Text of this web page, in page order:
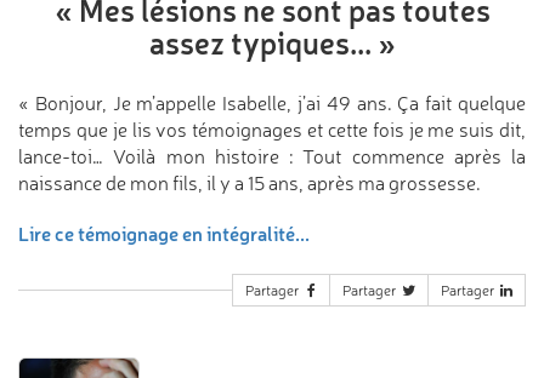
« Mes lésions ne sont pas toutes
assez typiques... »
« Bonjour, Je m’appelle Isabelle, j’ai 49 ans. Ça fait quelque
temps que je lis vos témoignages et cette fois je me suis dit,
lance-toi… Voilà mon histoire : Tout commence après la
naissance de mon fils, il y a 15 ans, après ma grossesse.
Lire ce témoignage en intégralité...
Partager Partager Partager